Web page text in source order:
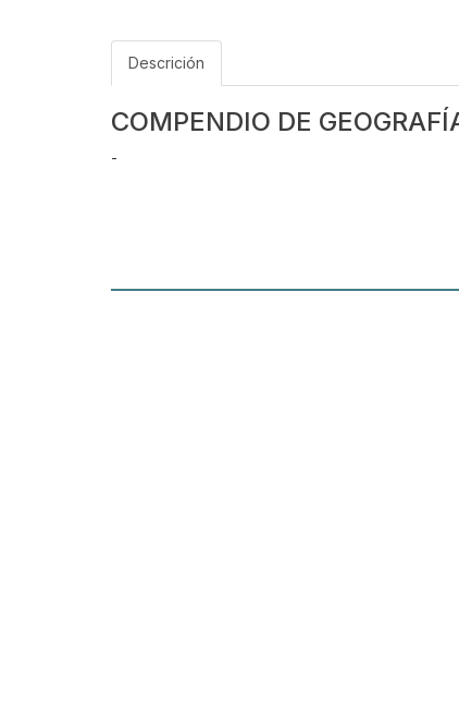
Descrición
COMPENDIO DE
-